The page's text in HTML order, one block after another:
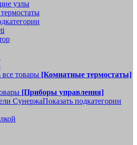
узлы
товары [Комнатные термостаты]
[Приборы управления]
СунержаПоказать подкатегории